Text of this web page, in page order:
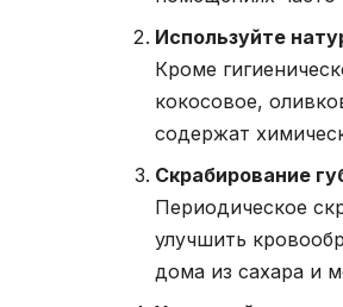
Используйте
Кроме
кокосовое,
содержат
Скрабирование
Периодическое
улучшить
дома из сахара и